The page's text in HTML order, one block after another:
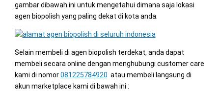
gambar dibawah ini untuk mengetahui dimana saja lokasi
agen biopolish yang paling dekat di kota anda.
Selain membeli di agen biopolish terdekat, anda dapat
membeli secara online dengan menghubungi customer care
kami di nomor081225784920 atau membeli langsung di
akun marketplace kami di bawah ini :